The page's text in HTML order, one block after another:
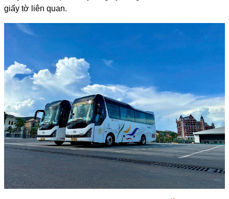
giấy tờ liên quan.